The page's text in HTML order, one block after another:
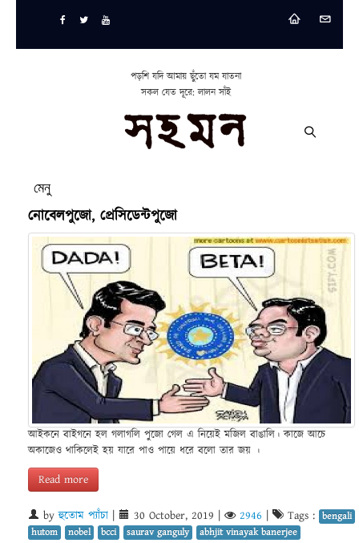
পড়শি যদি আমায় ছুঁতো যম যাতনা
সকল যেত দূরে: লালন সাঁই
মেনু
নোবেলপুজো, প্রেসিডেন্টপুজো
আইকনে বাইগনে হল গলাগলি পুজো গেল এ নিয়েই মজিল বাঙালি। কাজে আচে
অকাজেও থাকিলেই হয় যারে পাও পায়ে ধরে বলো তার জয় ।
Read more
byহুতোম প্যাঁচা 30 October, 2019 2946 Tags : bengali
hutom
nobel bcci saurav ganguly abhjit vinayak banerjee